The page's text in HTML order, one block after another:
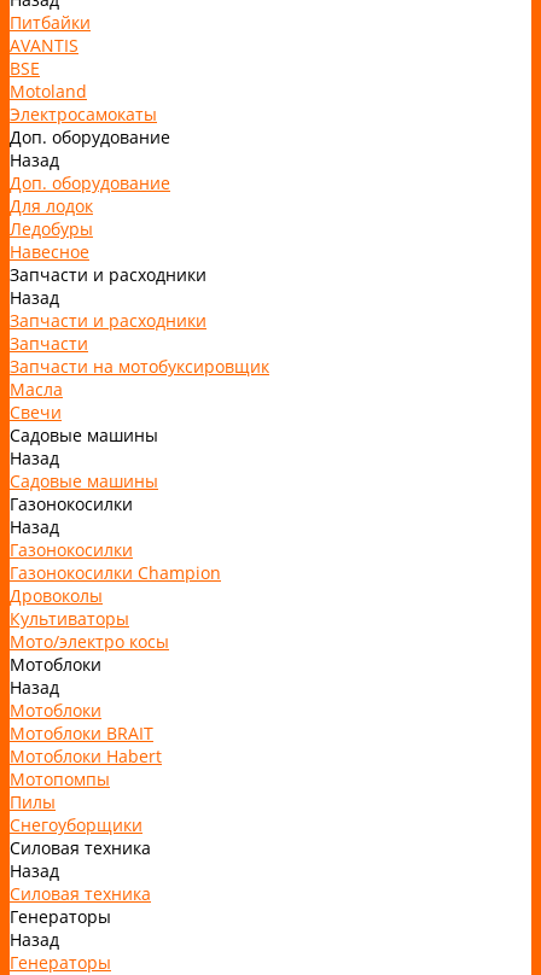
Питбайки
AVANTIS
BSE
Motoland
Электросамокаты
Доп. оборудование
Назад
Доп. оборудование
Для лодок
Ледобуры
Навесное
Запчасти и расходники
Назад
Запчасти и расходники
Запчасти
Запчасти на мотобуксировщик
Масла
Свечи
Садовые машины
Назад
Садовые машины
Газонокосилки
Назад
Газонокосилки
Газонокосилки Champion
Дровоколы
Культиваторы
Мото/электро косы
Мотоблоки
Назад
Мотоблоки
Мотоблоки BRAIT
Мотоблоки Habert
Мотопомпы
Пилы
Снегоуборщики
Силовая техника
Назад
Силовая техника
Генераторы
Назад
Генераторы